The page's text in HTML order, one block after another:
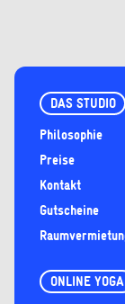
DAS STUDIO
Philosophie
Preise
Kontakt
Gutscheine
ONLINE YOGA